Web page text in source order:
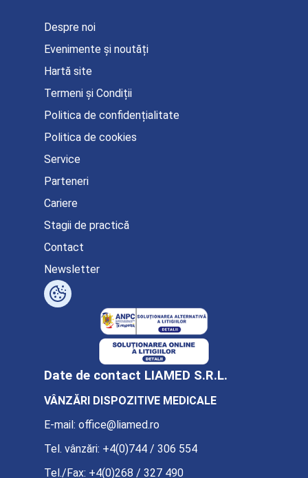
utilizare
Date de contact LIAMED S.R.L.
VÂNZĂRI DISPOZITIVE MEDICALE
E-mail: office@liamed.ro
Tel. vânzări: +4(0)744 / 306 554
Tel./Fax: +4(0)268 / 327 490
Despre noi
Evenimente și noutăți
Hartă site
Termeni și Condiții
Politica de confidențialitate
Politica de cookies
Service
Parteneri
Cariere
Stagii de practică
Contact
Newsletter